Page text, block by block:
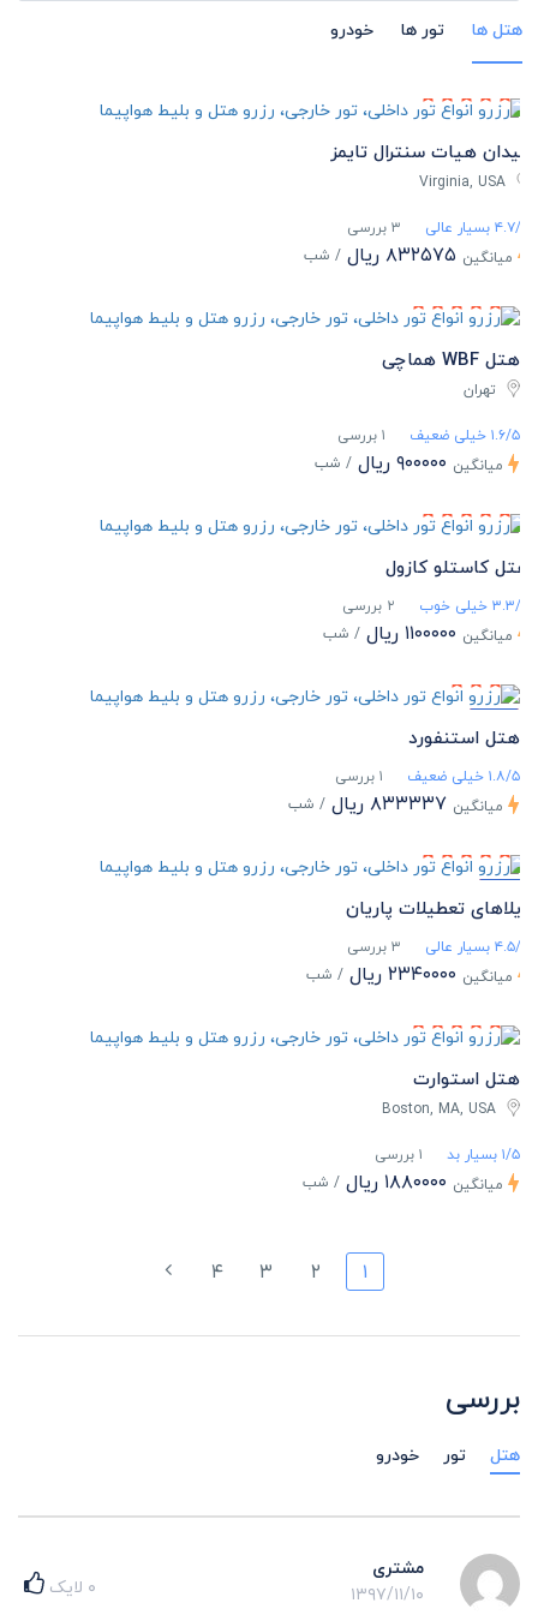
هتل ها تور ها خودرو
میدان هیات سنترال تایمز
Virginia, USA
۴.۷/۵ بسیار عالی
۳ بررسی
میانگین ۸۳۲۵۷۵ ریال / شب
هتل WBF هماچی
تهران
۱.۶/۵ خیلی ضعیف
۱ بررسی
میانگین ۹۰۰۰۰۰ ریال / شب
هتل کاستلو کازول
۳.۳/۵ خیلی خوب
۲ بررسی
میانگین ۱۱۰۰۰۰۰ ریال / شب
ویژه
هتل استنفورد
۱.۸/۵ خیلی ضعیف
۱ بررسی
میانگین ۸۳۳۳۳۷ ریال / شب
ویژه
ویلاهای تعطیلات پاریان
۴.۵/۵ بسیار عالی
۳ بررسی
میانگین ۲۳۴۰۰۰۰ ریال / شب
هتل استوارت
Boston, MA, USA
۱/۵ بسیار بد
۱ بررسی
میانگین ۱۸۸۰۰۰۰ ریال / شب
۱ ۲ ۳ ۴
بررسی
هتل تور خودرو
مشتری
۱۳۹۷/۱۱/۱۰
۰ لایک